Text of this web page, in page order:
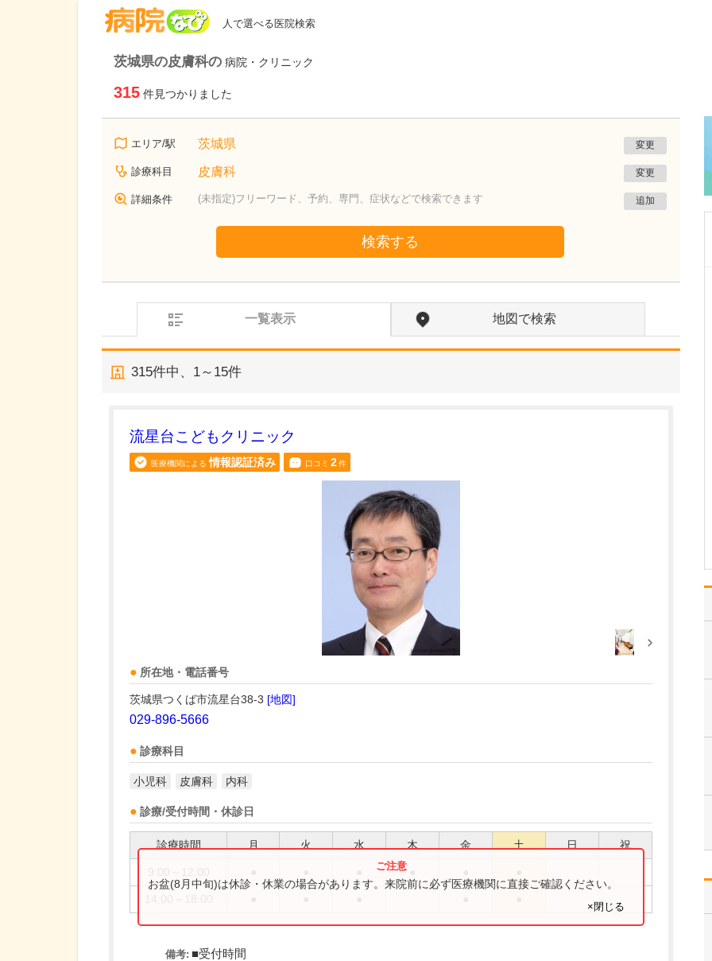
人で選べる医院検索
茨城県の皮膚科の 病院・クリニック
315 件見つかりました
エリア/駅 茨城県 変更
診療科目 皮膚科 変更
詳細条件 (未指定)フリーワード、予約、専門、症状などで検索できます 追加
検索する
一覧表示 地図で検索
315件中、 1～15件
流星台こどもクリニック
医療機関による 情報認証済み 口コミ 2件
所在地・電話番号
茨城県つくば市流星台38-3 [地図]
029-896-5666
診療科目
小児科 皮膚科 内科
診療/受付時間・休診日
診療時間 月 火 水 木 金 土 日 祝
お盆(8月中旬)は休診・休業の場合があります。来院前に必ず医療機関に直接ご確認ください。
×閉じる
備考: ■受付時間
茨城県下妻市
平間病院
中野 正和理事長・院長